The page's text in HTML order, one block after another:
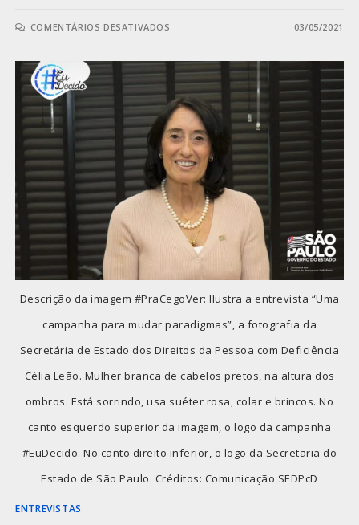
COMENTÁRIOS DESATIVADOS 03/05/2021
Descrição da imagem #PraCegoVer: Ilustra a entrevista “Uma
campanha para mudar paradigmas”, a fotografia da
Secretária de Estado dos Direitos da Pessoa com Deficiência
Célia Leão. Mulher branca de cabelos pretos, na altura dos
ombros. Está sorrindo, usa suéter rosa, colar e brincos. No
canto esquerdo superior da imagem, o logo da campanha
#EuDecido. No canto direito inferior, o logo da Secretaria do
Estado de São Paulo. Créditos: Comunicação SEDPcD
ENTREVISTAS